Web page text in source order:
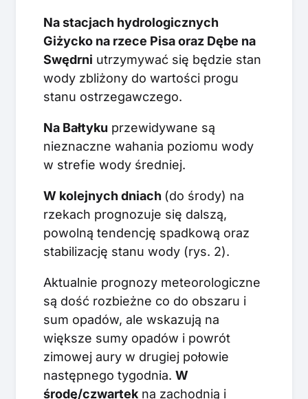
Na stacjach hydrologicznych
Giżycko na rzece Pisa oraz Dębe na
Swędrni utrzymywać się będzie stan
wody zbliżony do wartości progu
stanu ostrzegawczego.
Na Bałtyku przewidywane są
nieznaczne wahania poziomu wody
w strefie wody średniej.
W kolejnych dniach (do środy) na
rzekach prognozuje się dalszą,
powolną tendencję spadkową oraz
stabilizację stanu wody (rys. 2).
Aktualnie prognozy meteorologiczne
są dość rozbieżne co do obszaru i
sum opadów, ale wskazują na
większe sumy opadów i powrót
zimowej aury w drugiej połowie
następnego tygodnia. W
środę/czwartek na zachodnią i